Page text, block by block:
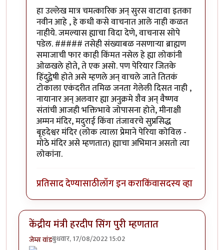
हा उल्लेख मात्र चमत्कारिक अन् सुरस वाटावा इतका
नवीन आहे , हे कधी कसे वाचनात आले नाही कळत
नाहीये. जमल्यास ह्याचा विदा देणे, वाचनास सोपे
पडेल. ##### तसेही संख्याबळ नसणाऱ्या ब्राह्मण
समाजाची फार काही किंमत नसेल हे ह्या लोकांनी
ओळखले होते, ते एक असो. पण पेरियार जितके
हिंदुद्वेषी होते असे म्हणले अन् वाचले जाते तितकं
टोकाला एकंदरीत तमिळ जनता गेलेली दिसत नाही ,
नायानार अन् अलवार ह्या अनुक्रमे शैव अन् वैष्णव
संतांची आजही भक्तिभावे जोपासना होते, मीनाक्षी
अम्मन मंदिर, मदुराई किंवा तंजावरचे सुप्रसिद्ध
बृहदेश्वर मंदिर (लोक त्याला प्रेमाने पेरिया कोविल -
मोठे मंदिर असे म्हणतात) ह्याचा अभिमान असतो त्या
लोकांना.
प्रतिसाद देण्यासाठीलॉग इन कराकिंवासदस्य व्हा
केंद्रीय मंत्री हरदीप सिंग पुरी म्हणतात
जेम्स वांडबुधवार, 17/08/2022 15:02